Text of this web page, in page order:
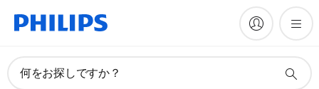
何をお探しですか？
マニュアルとドキュメント